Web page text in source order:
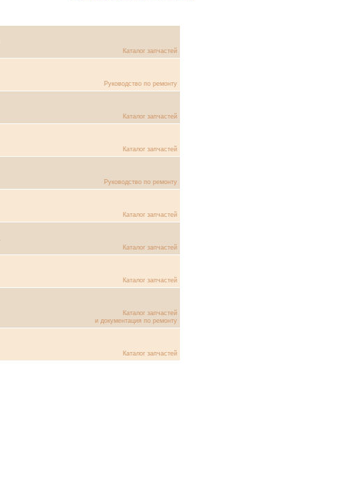
Каталог запчастей
Руководство по ремонту
Каталог запчастей
Каталог запчастей
Руководство по ремонту
Каталог запчастей
Каталог запчастей
Каталог запчастей
Каталог запчастей
и документация по ремонту
Каталог запчастей